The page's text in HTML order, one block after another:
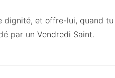
dignité, et offre-lui, quand
par un Vendredi Saint.